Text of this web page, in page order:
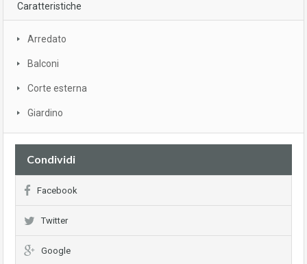
Caratteristiche
Arredato
Balconi
Corte esterna
Giardino
Condividi
Facebook
Twitter
Google